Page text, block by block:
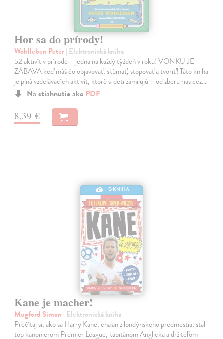
Hor sa do prírody!
Wohlleben Peter| Elektronická kniha
52 aktivít v prírode – jedna na každý týždeň v roku! VONKU JE
ZÁBAVA keď máš čo objavovať, skúmať, stopovať a tvoriť! Táto kniha
je plná vzdelávacích aktivít, ktoré si deti zamilujú – od zberu rias cez…
Na stiahnutie ako PDF
8,39 €
E-KNIHA
Kane je macher!
Mugford Simon | Elektronická kniha
Prečítaj si, ako sa Harry Kane, chalan z londýnskeho predmestia, stal
top kanonierom Premier League, kapitánom Anglicka a držiteľom